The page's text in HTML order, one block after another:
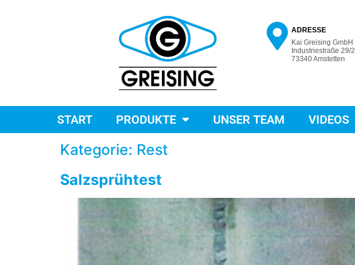
ADRESSE
Kai Greising GmbH
Industriestraße 29/2
73340 Amstetten
START PRODUKTE UNSER TEAM VIDEOS
Kategorie: Rest
Salzsprühtest